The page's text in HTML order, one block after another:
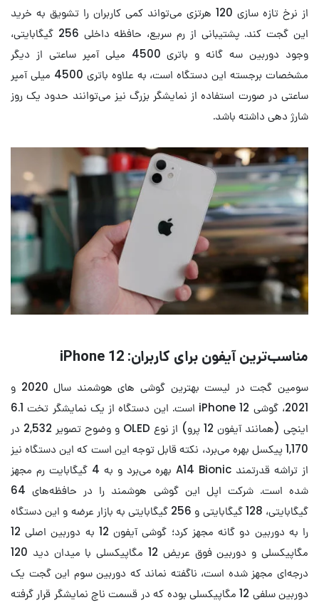
از نرخ تازه سازی 120 هرتزی می‌تواند کمی کاربران را تشویق به خرید
این گجت کند. پشتیبانی از رم سریع، حافظه داخلی 256 گیگابایتی،
وجود دوربین سه گانه و باتری 4500 میلی آمپر ساعتی از دیگر
مشخصات برجسته این دستگاه است، به علاوه باتری 4500 میلی آمپر
ساعتی در صورت استفاده از نمایشگر بزرگ نیز می‌توانند حدود یک روز
شارژ دهی داشته باشد.
مناسب‌ترین آیفون برای کاربران: iPhone 12
سومین گجت در لیست بهترین گوشی های هوشمند سال 2020 و
2021، گوشی iPhone 12 است. این دستگاه از یک نمایشگر تخت 6.1
اینچی (همانند آیفون 12 پرو) از نوع OLED و وضوح تصویر 2,532 در
1,170 پیکسل بهره می‌برد، ‌نکته قابل توجه این است که این دستگاه نیز
از تراشه قدرتمند A14 Bionic بهره می‌برد و به 4 گیگابایت رم مجهز
شده است. شرکت اپل این گوشی هوشمند را در حافظه‌های 64
گیگابایتی، 128 گیگابایتی و 256 گیگابایتی به بازار عرضه و این دستگاه
را به دوربین دو گانه مجهز کرد؛ گوشی آیفون 12 به دوربین اصلی 12
مگاپیکسلی و دوربین فوق عریض 12 مگاپیکسلی با میدان دید 120
درجه‌ای مجهز شده است، ناگفته نماند که دوربین سوم این گجت یک
دوربین سلفی 12 مگاپیکسلی بوده که در قسمت ناچ نمایشگر قرار گرفته